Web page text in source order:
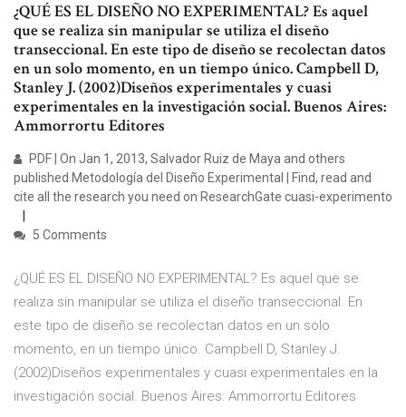
¿QUÉ ES EL DISEÑO NO EXPERIMENTAL? Es aquel
que se realiza sin manipular se utiliza el diseño
transeccional. En este tipo de diseño se recolectan datos
en un solo momento, en un tiempo único. Campbell D,
Stanley J. (2002)Diseños experimentales y cuasi
experimentales en la investigación social. Buenos Aires:
Ammorrortu Editores
PDF | On Jan 1, 2013, Salvador Ruiz de Maya and others
published Metodología del Diseño Experimental | Find, read and
cite all the research you need on ResearchGate cuasi-experimento
5 Comments
¿QUÉ ES EL DISEÑO NO EXPERIMENTAL? Es aquel que se
realiza sin manipular se utiliza el diseño transeccional. En
este tipo de diseño se recolectan datos en un solo
momento, en un tiempo único. Campbell D, Stanley J.
(2002)Diseños experimentales y cuasi experimentales en la
investigación social. Buenos Aires: Ammorrortu Editores